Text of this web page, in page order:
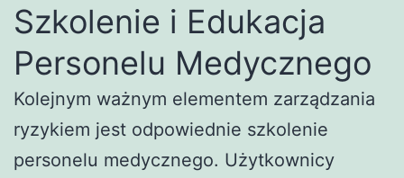
Szkolenie i Edukacja
Personelu Medycznego
Kolejnym ważnym elementem zarządzania
ryzykiem jest odpowiednie szkolenie
personelu medycznego. Użytkownicy